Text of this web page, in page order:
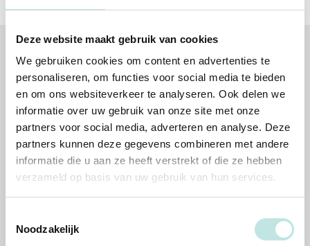
Deze website maakt gebruik van cookies
We gebruiken cookies om content en advertenties te
personaliseren, om functies voor social media te bieden
en om ons websiteverkeer te analyseren. Ook delen we
informatie over uw gebruik van onze site met onze
partners voor social media, adverteren en analyse. Deze
partners kunnen deze gegevens combineren met andere
informatie die u aan ze heeft verstrekt of die ze hebben
verzameld op basis van uw gebruik van hun services.
Noodzakelijk
Volg jij ons al?
Altijd op de hoogte
Meld je nu aan voor onze nieuwsbrief en weet alles als eerste!